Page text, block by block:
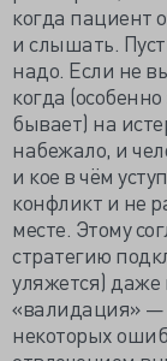
когда пациент
и слышать.
надо. Если не
когда
бывает) на
набежало, и
и кое в чём
конфликт и не
месте. Этому
стратегию
уляжется)
«валидация» —
некоторых